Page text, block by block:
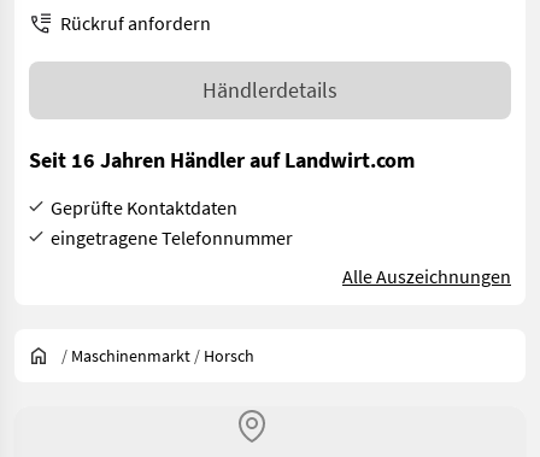
Rückruf anfordern
Händlerdetails
Seit 16 Jahren Händler auf Landwirt.com
Geprüfte Kontaktdaten
eingetragene Telefonnummer
Alle Auszeichnungen
/ Maschinenmarkt / Horsch